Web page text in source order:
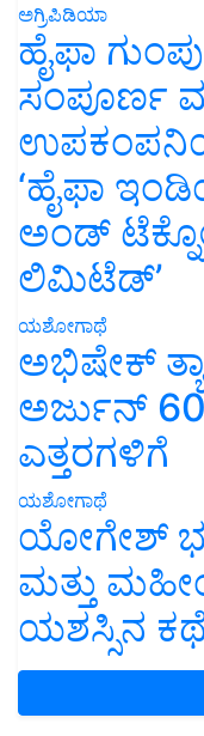
ಅಗ್ರಿಪಿಡಿಯಾ
ಹೈಫಾ
ಸಂಪೂರ್ಣ
‘ಹೈಫಾ
ಅಂಡ್
ಲಿಮಿಟೆಡ್’
ಯಶೋಗಾಥೆ
ಅಭಿಷೇಕ್
ಅರ್ಜುನ್
ಎತ್ತರಗಳಿಗೆ
ಯಶೋಗಾಥೆ
ಯೋಗೇಶ್
ಮತ್ತು
ಯಶಸ್ಸಿನ